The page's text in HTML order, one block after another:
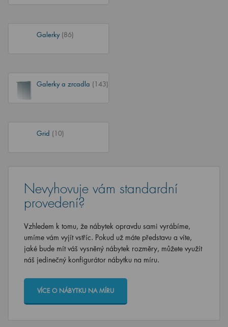
Galerky (86)
Galerky a zrcadla (143)
Grid (10)
Nevyhovuje vám standardní
provedení?
Vzhledem k tomu, že nábytek opravdu sami vyrábíme,
umíme vám vyjít vstříc. Pokud už máte představu a víte,
jaké bude mít váš vysněný nábytek rozměry, můžete využít
náš jedinečný konfigurátor nábytku na míru.
VÍCE O NÁBYTKU NA MÍRU